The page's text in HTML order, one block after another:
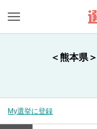
＜熊本県＞
My選挙に登録